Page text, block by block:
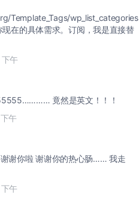
Template_Tags/wp_list_categories
在的具体需求。订阅，我是直接替
午
555555555555………… 竟然是英文！！！
午
谢你啦 谢谢你的热心肠…… 我走
午